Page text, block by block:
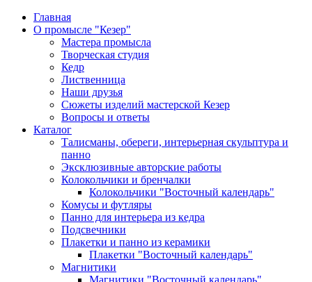
Главная
О промысле "Кезер"
Мастера промысла
Творческая студия
Кедр
Лиственница
Наши друзья
Сюжеты изделий мастерской Кезер
Вопросы и ответы
Каталог
Талисманы, обереги, интерьерная скульптура и
панно
Эксклюзивные авторские работы
Колокольчики и бренчалки
Колокольчики "Восточный календарь"
Комусы и футляры
Панно для интерьера из кедра
Подсвечники
Плакетки и панно из керамики
Плакетки "Восточный календарь"
Магнитики
Магнитики "Восточный календарь"